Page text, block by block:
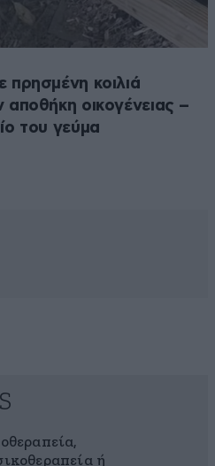
πρησμένη κοιλιά
οικογένειας –
του γεύμα
ή